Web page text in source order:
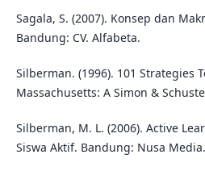
Sagala, S. (2007). Konsep dan
Bandung: CV. Alfabeta.
Silberman. (1996). 101 Strategies
Massachusetts: A Simon &
Silberman, M. L. (2006). Active
Siswa Aktif. Bandung: Nusa Media.